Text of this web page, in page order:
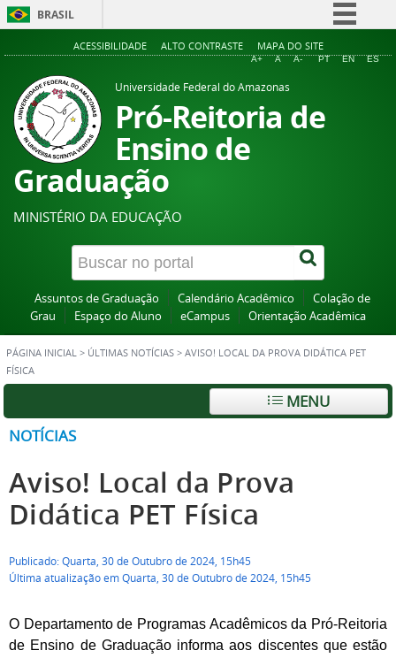
BRASIL
Simplifique!
Acesso à informação
ACESSIBILIDADE ALTO CONTRASTE MAPA DO SITE
A+ A A- PT EN ES
Universidade Federal do Amazonas
Pró-Reitoria de
Ensino de
Graduação
MINISTÉRIO DA EDUCAÇÃO
Assuntos de Graduação Calendário Acadêmico
Colação de
Grau
Espaço do Aluno eCampus Orientação Acadêmica
PÁGINA INICIAL > ÚLTIMAS NOTÍCIAS > AVISO! LOCAL DA PROVA DIDÁTICA PET
FÍSICA
MENU
NOTÍCIAS
Aviso! Local da Prova
Didática PET Física
Publicado: Quarta, 30 de Outubro de 2024, 15h45
Última atualização em Quarta, 30 de Outubro de 2024, 15h45
O Departamento de Programas Acadêmicos da Pró-Reitoria
de Ensino de Graduação informa aos discentes que estão